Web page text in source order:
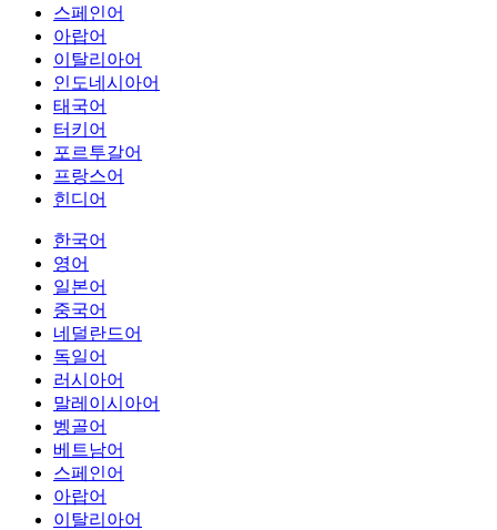
스페인어
아랍어
이탈리아어
인도네시아어
태국어
터키어
포르투갈어
프랑스어
힌디어
한국어
영어
일본어
중국어
네덜란드어
독일어
러시아어
말레이시아어
벵골어
베트남어
스페인어
아랍어
이탈리아어